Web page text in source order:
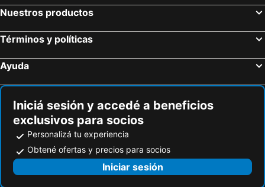
Nuestros productos
Términos y políticas
Ayuda
Iniciá sesión y accedé a beneficios
exclusivos para socios
Personalizá tu experiencia
Obtené ofertas y precios para socios
Iniciar sesión